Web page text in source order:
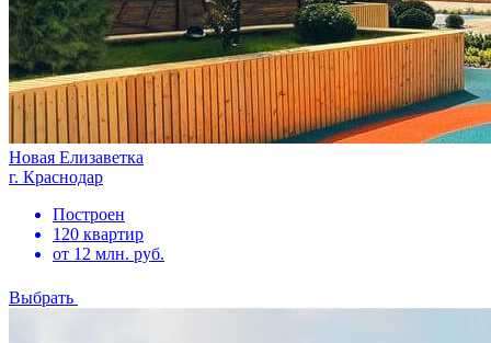
Новая Елизаветка
г. Краснодар
Построен
120 квартир
от 12 млн. руб.
Выбрать